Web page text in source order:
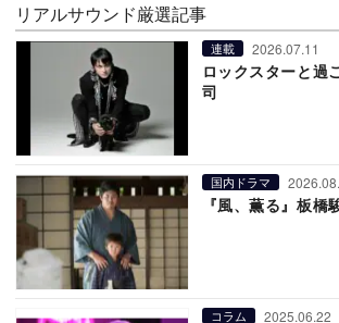
リアルサウンド厳選記事
連載 2026.07.11
ロックスターと過
司
国内ドラマ
『風、薫る』板橋
コラム 2025.06.22